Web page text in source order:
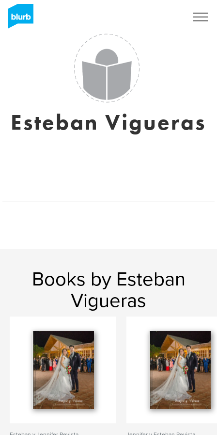
Esteban Vigueras
Books by Esteban
Vigueras